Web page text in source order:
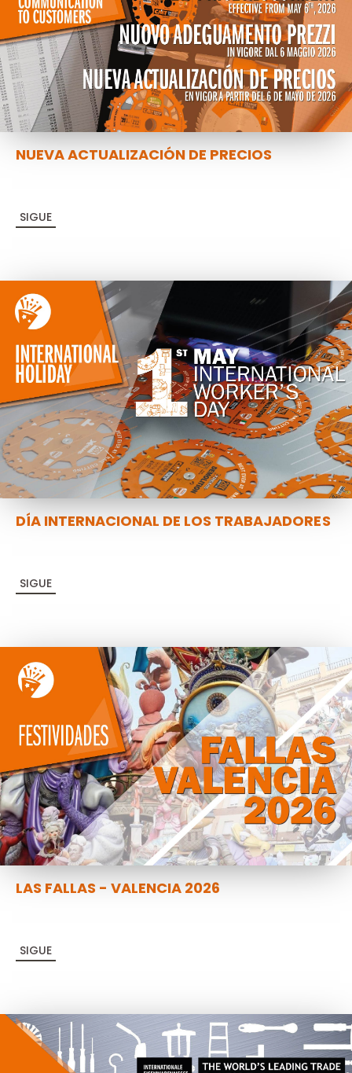
NUEVA ACTUALIZACIÓN DE PRECIOS
SIGUE
DÍA INTERNACIONAL DE LOS TRABAJADORES
SIGUE
LAS FALLAS - VALENCIA 2026
SIGUE